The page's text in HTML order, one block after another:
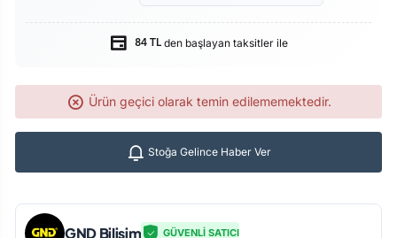
84 TL den başlayan taksitler ile
Ürün geçici olarak temin edilememektedir.
Stoğa Gelince Haber Ver
GND Bilişim GÜVENLİ SATICI